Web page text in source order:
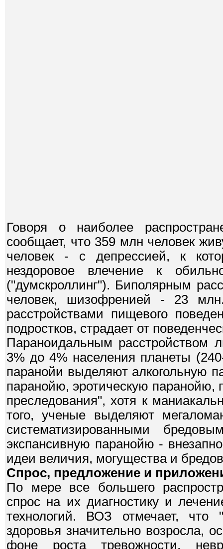
Говоря о наиболее
сообщает, что 359 млн человек
человек - с депрессией, к
нездоровое влечение к
("думскроллинг"). Биполярным
человек, шизофренией - 23
расстройствами пищевого
подростков, страдает от
Параноидальным расстройством
3% до 4% населения планеты
паранойи выделяют алкогольную
паранойю, эротическую паранойю,
преследования", хотя к
того, ученые выделяют
систематизированными
экспансивную паранойю -
идеи величия, могущества и
Спрос, предложение и
По мере все большего
спрос на их диагностику и
технологий. ВОЗ отмечает, что
здоровья значительно возросла,
фоне роста тревожности,